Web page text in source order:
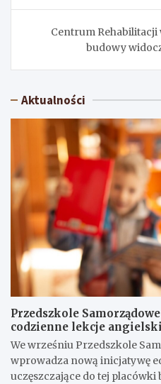
Centrum Rehabilitacji
budowy
Aktualności
Przedszkole
codzienne lekcje
We wrześniu Przedszkole
wprowadza nową inicjatywę
uczęszczające do tej placówki